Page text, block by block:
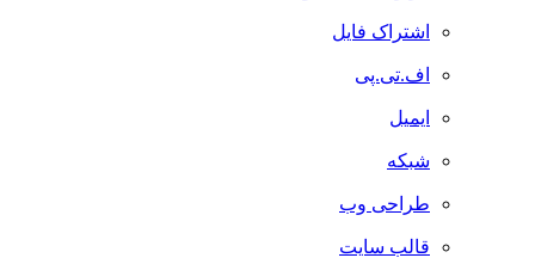
اشتراک فایل
اف.تی.پی
ایمیل
شبکه
طراحی وب
قالب سایت